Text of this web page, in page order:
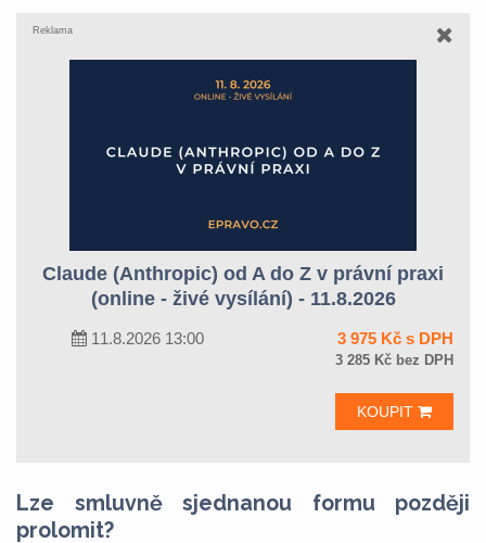
Reklama
Claude (Anthropic) od A do Z v právní praxi
(online - živé vysílání) - 11.8.2026
11.8.2026 13:00 3 975 Kč s DPH
3 285 Kč bez DPH
KOUPIT
Lze smluvně sjednanou formu později
prolomit?